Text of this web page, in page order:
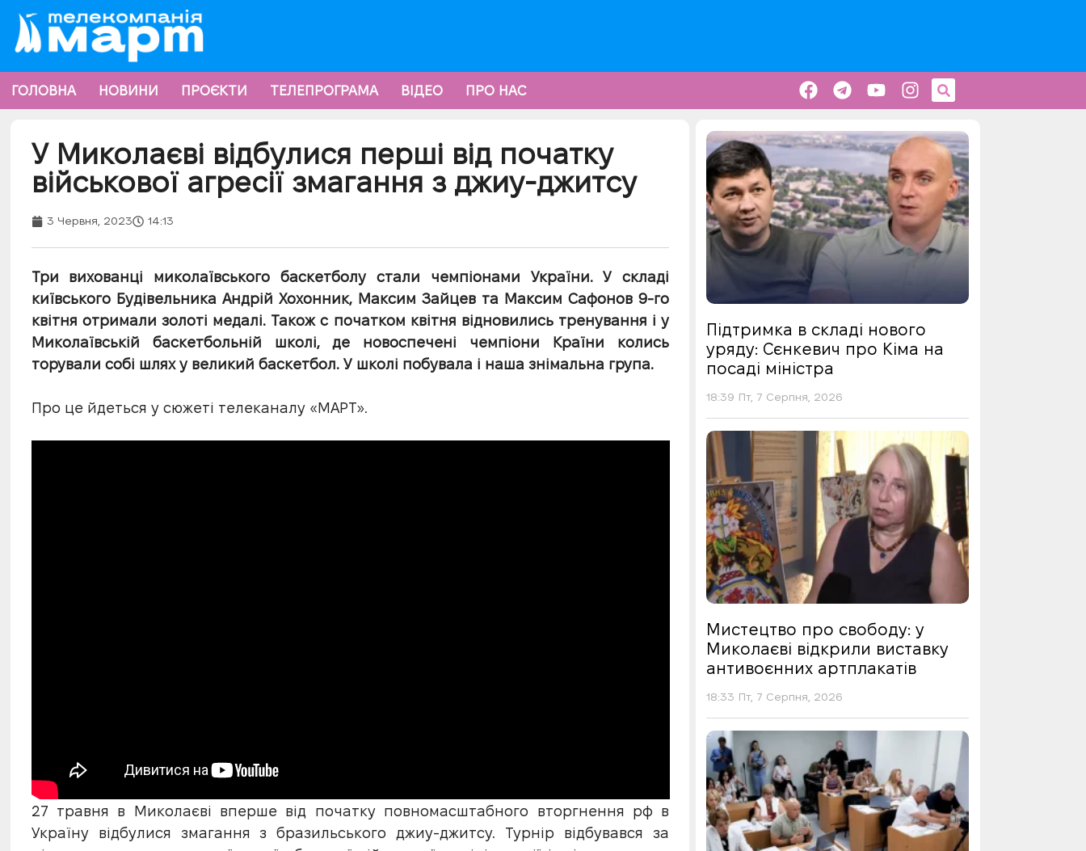
ГОЛОВНА НОВИНИ ПРОЄКТИ ТЕЛЕПРОГРАМА ВІДЕО ПРО НАС
У Миколаєві відбулися перші від початку
військової агресії змагання з джиу-джитсу
3 Червня, 2023 14:13
Три вихованці миколаївського баскетболу стали чемпіонами України. У складі
київського Будівельника Андрій Хохонник, Максим Зайцев та Максим Сафонов 9-го
квітня отримали золоті медалі. Також с початком квітня відновились тренування і у
Миколаївській баскетбольній школі, де новоспечені чемпіони Країни колись
торували собі шлях у великий баскетбол. У школі побувала і наша знімальна група.
Про це йдеться у сюжеті телеканалу «МАРТ».
27 травня в Миколаєві вперше від початку повномасштабного вторгнення рф в
Україну відбулися змагання з бразильського джиу-джитсу. Турнір відбувався за
Підтримка в складі нового
уряду: Сєнкевич про Кіма на
посаді міністра
18:39 Пт, 7 Серпня, 2026
Мистецтво про свободу: у
Миколаєві відкрили виставку
антивоєнних артплакатів
18:33 Пт, 7 Серпня, 2026